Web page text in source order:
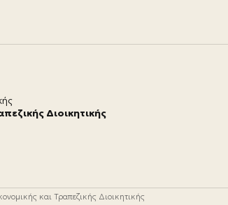
Διοικητικής
και Τραπεζικής Διοικητικής